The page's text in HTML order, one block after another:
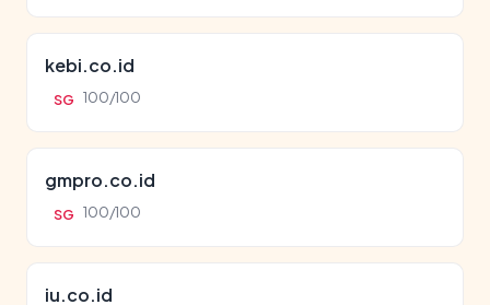
kebi.co.id
SG 100/100
gmpro.co.id
SG 100/100
iu.co.id